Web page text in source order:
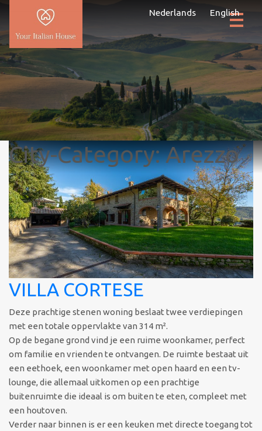
Nederlands English
City-Category:Arezzo
VILLA CORTESE
Deze prachtige stenen woning beslaat twee verdiepingen
met een totale oppervlakte van 314 m².
Op de begane grond vind je een ruime woonkamer, perfect
om familie en vrienden te ontvangen. De ruimte bestaat uit
een eethoek, een woonkamer met open haard en een tv-
lounge, die allemaal uitkomen op een prachtige
buitenruimte die ideaal is om buiten te eten, compleet met
een houtoven.
Verder naar binnen is er een keuken met directe toegang tot